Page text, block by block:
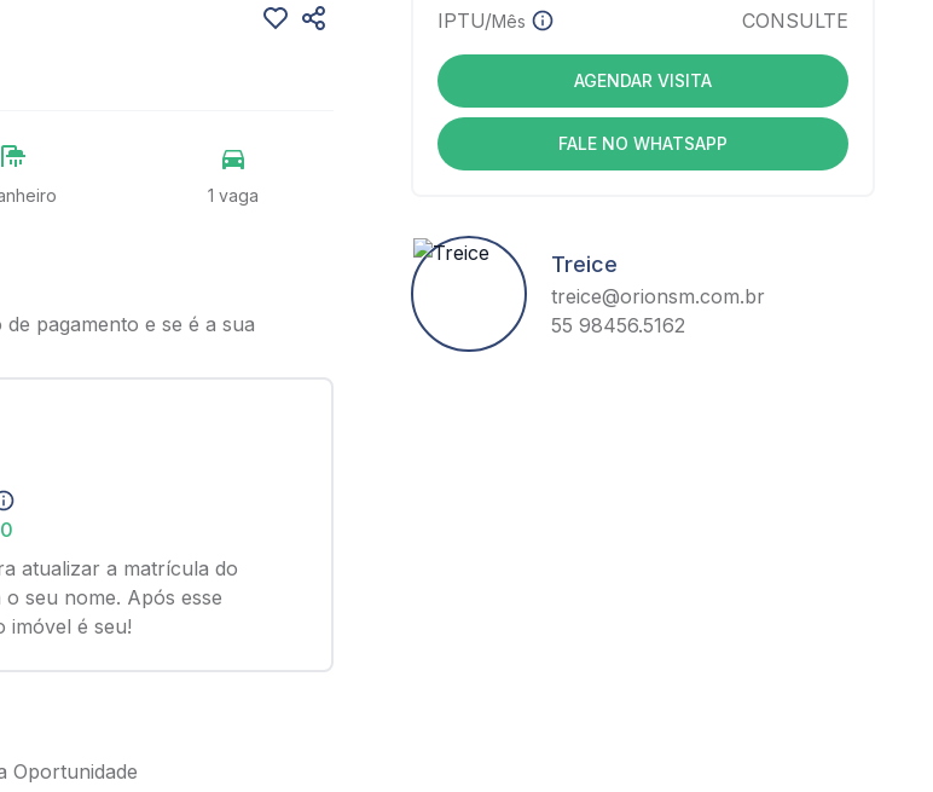
1 vaga
pagamento e se é a sua
atualizar a matrícula do
seu nome. Após esse
imóvel é seu!
Oportunidade
IPTU/Mês CONSULTE
AGENDAR VISITA
FALE NO WHATSAPP
Treice
treice@orionsm.com.br
55 98456.5162